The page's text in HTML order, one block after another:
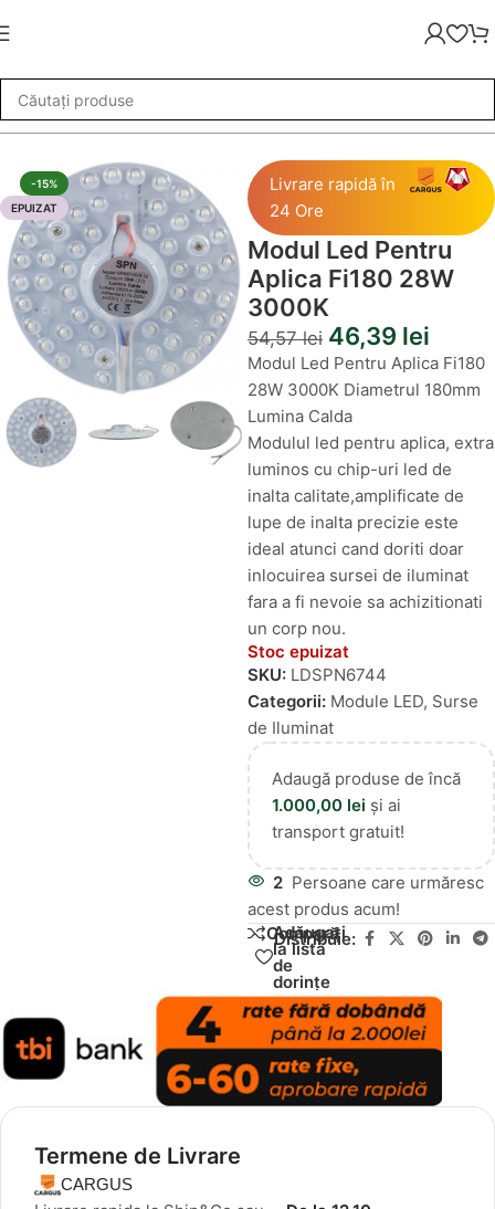
»Module LED»Modul Led Pentru Aplica Fi180 28W 3000K
-15%
EPUIZAT
Livrare rapidă în
24 Ore
Modul Led Pentru
Aplica Fi180 28W
3000K
54,57lei 46,39 lei
Modul Led Pentru Aplica Fi180
28W 3000K Diametrul 180mm
Lumina Calda
Modulul led pentru aplica, extra
luminos cu chip-uri led de
inalta calitate,amplificate de
lupe de inalta precizie este
ideal atunci cand doriti doar
inlocuirea sursei de iluminat
fara a fi nevoie sa achizitionati
un corp nou.
Stoc epuizat
SKU: LDSPN6744
Categorii: Module LED, Surse
de Iluminat
Adaugă produse de încă
1.000,00 lei și ai
transport gratuit!
2 Persoane care urmăresc
acest produs acum!
Compară
Adăugați
la lista
de
dorințe
Distribuie:
Termene de Livrare
CARGUS